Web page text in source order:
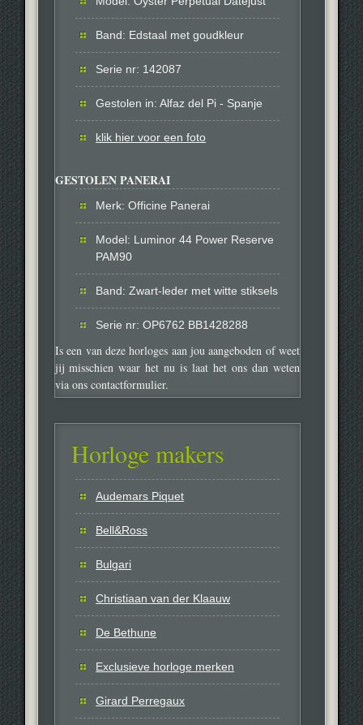
Band: Edstaal met goudkleur
Serie nr: 142087
Gestolen in: Alfaz del Pi - Spanje
klik hier voor een foto
GESTOLEN PANERAI
Merk: Officine Panerai
Model: Luminor 44 Power Reserve
PAM90
Band: Zwart-leder met witte stiksels
Serie nr: OP6762 BB1428288
Is een van deze horloges aan jou aangeboden of weet
jij misschien waar het nu is laat het ons dan weten
via ons contactformulier.
Horloge makers
Audemars Piquet
Bell&Ross
Bulgari
Christiaan van der Klaauw
De Bethune
Exclusieve horloge merken
Girard Perregaux